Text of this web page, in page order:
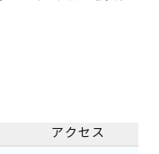
アクセス